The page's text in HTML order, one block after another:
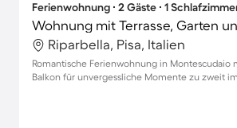
Ferienwohnung ∙ 2 Gäste ∙ 1
Wohnung mit Terrasse, Garten
Riparbella, Pisa, Italien
Romantische Ferienwohnung in Montescudaio
Balkon für unvergessliche Momente zu zweit